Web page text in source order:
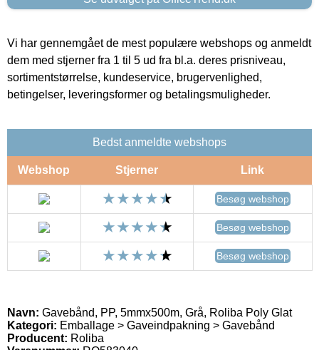
Vi har gennemgået de mest populære webshops og anmeldt
dem med stjerner fra 1 til 5 ud fra bl.a. deres prisniveau,
sortimentstørrelse, kundeservice, brugervenlighed,
betingelser, leveringsformer og betalingsmuligheder.
Bedst anmeldte webshops
Webshop Stjerner Link
Besøg webshop
Besøg webshop
Besøg webshop
Navn: Gavebånd, PP, 5mmx500m, Grå, Roliba Poly Glat
Kategori: Emballage > Gaveindpakning > Gavebånd
Producent: Roliba